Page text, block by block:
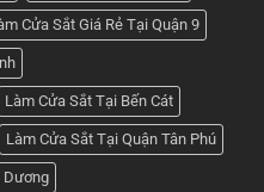
Cửa Sắt Giá Rẻ Tại Quận 9
Làm Cửa Sắt Tại Bến Cát
Làm Cửa Sắt Tại Quận Tân Phú
Dương